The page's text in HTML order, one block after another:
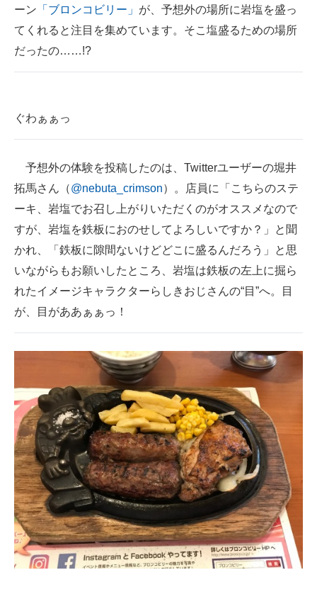
ITの今と未来を見通す
スマホと通信の最新トレンド
好きが集まる 比べて選べる
AI活用のいまが分かる
企業ITのトレンドを詳説
経営リーダーのコミュニティ
マーケ×ITの今がよく分かる
ITエンジニア向け専門サイト
IT製品の技術・比較・事例
製造業のIT導入・活用を支援
モノづくり技術者専門サイト
エレクトロニクス専門サイト
電子設計の基本と応用
エネルギーの専門メディア
建設×テクノロジーの最前線
ーン 「ブロンコビリー」 が、予想外の場所に岩塩を盛っ
てくれると注目を集めています。そこ塩盛るための場所
だったの……!?
ぐわぁぁっ
予想外の体験を投稿したのは、Twitterユーザーの堀井
拓馬さん（@nebuta_crimson）。店員に「こちらのステ
ーキ、岩塩でお召し上がりいただくのがオススメなので
すが、岩塩を鉄板におのせしてよろしいですか？」と聞
かれ、「鉄板に隙間ないけどどこに盛るんだろう」と思
いながらもお願いしたところ、岩塩は鉄板の左上に掘ら
れたイメージキャラクターらしきおじさんの“目”へ。目
が、目がああぁぁっ！